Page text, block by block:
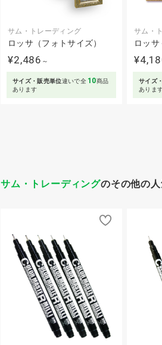
サム・トレーディング
ロッサ（フォトサイズ）
¥2,486 ～
サイズ・販売単位違いで全 10商品
あります
サム・
ロッサ
サイズ
ありま
サム・トレーディングのその他の